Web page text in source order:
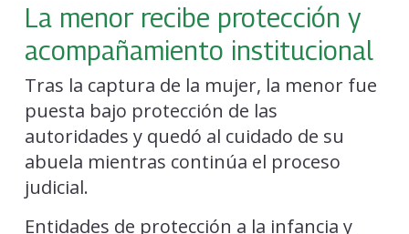
La menor recibe protección y
acompañamiento institucional
Tras la captura de la mujer, la menor fue
puesta bajo protección de las
autoridades y quedó al cuidado de su
abuela mientras continúa el proceso
judicial.
Entidades de protección a la infancia y